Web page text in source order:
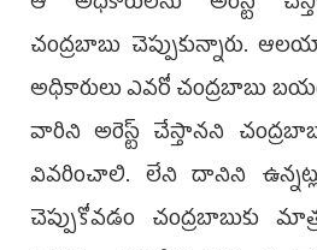
చంద్రబాబు చెప్పుకున్నారు.
అధికారులు ఎవరో చంద్రబాబు
వారిని అరెస్ట్ చేస్తానని
వివరించాలి. లేని దానిని
చెప్పుకోవడం చంద్రబాబుకు